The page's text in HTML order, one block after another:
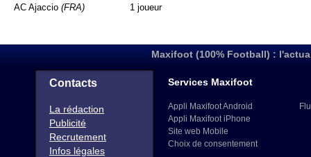
AC Ajaccio (FRA) 1 joueur
Maxifoot (100% Football) :
Contacts
La rédaction
Publicité
Recrutement
Infos légales
Services Maxifoot
Appli Maxifoot Android
Appli Maxifoot iPhone
Site web Mobile
Choix de consentement